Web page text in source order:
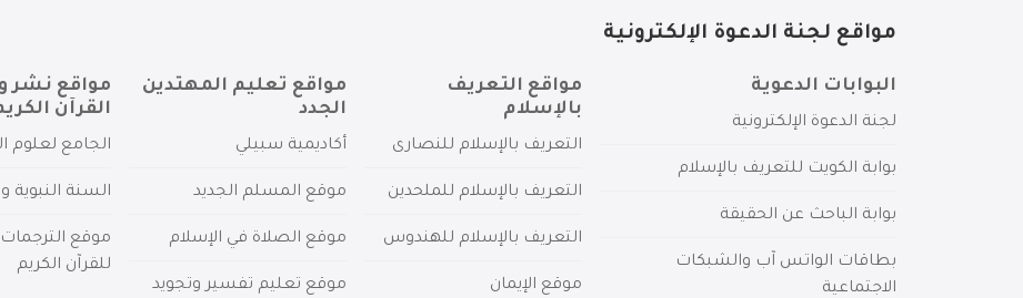
مواقع لجنة الدعوة الإلكترونية
البوابات الدعوية
لجنة الدعوة الإلكترونية
بوابة الكويت للتعريف بالإسلام
بوابة الباحث عن الحقيقة
بطاقات الواتس آب والشبكات
الاجتماعية
مواقع التعريف
بالإسلام
التعريف بالإسلام للنصارى
التعريف بالإسلام للملحدين
التعريف بالإسلام للهندوس
موقع الإيمان
مواقع تعليم المهتدين
الجدد
أكاديمية سبيلي
موقع المسلم الجديد
موقع الصلاة في الإسلام
موقع تعليم تفسير وتجويد
مواقع نشر
القرآن
الجامع لعلوم
السنة النبوية
موقع
للقرآن الكريم